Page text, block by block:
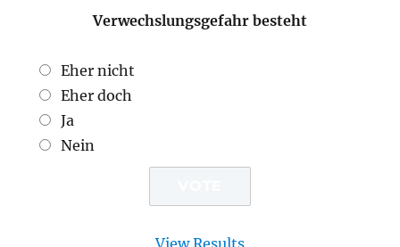
Verwechslungsgefahr besteht
Eher nicht
Eher doch
Ja
Nein
View Results